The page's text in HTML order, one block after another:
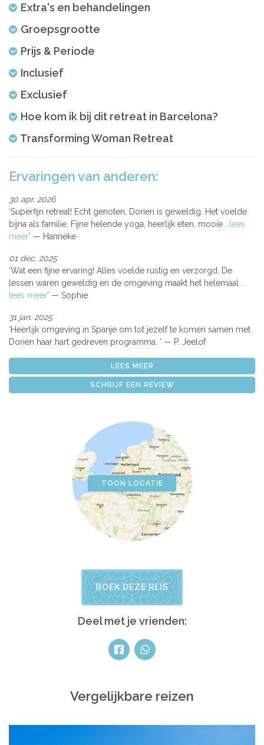
Extra's en behandelingen
Groepsgrootte
Prijs & Periode
Inclusief
Exclusief
Hoe kom ik bij dit retreat in Barcelona?
Transforming Woman Retreat
Ervaringen van anderen:
30 apr. 2026
Superfijn retreat! Echt genoten, Dorien is geweldig. Het voelde
bijna als familie. Fijne helende yoga, heerlijk eten, mooie
…lees
meer
Hanneke
01 dec. 2025
Wat een fijne ervaring! Alles voelde rustig en verzorgd. De
lessen waren geweldig en de omgeving maakt het helemaal
lees meer
Sophie
31 jan. 2025
Heerlijk omgeving in Spanje om tot jezelf te komen samen met
Dorien haar hart gedreven programma.
P. Jeelof
LEES MEER
SCHRIJF EEN REVIEW
TOON LOCATIE
BOEK DEZE REIS
Deel met je vrienden:
Vergelijkbare reizen